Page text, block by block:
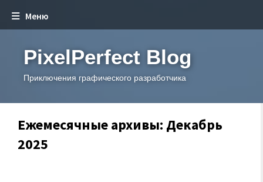
Меню
PixelPerfect Blog
Приключения графического разработчика
Ежемесячные архивы: Декабрь
2025